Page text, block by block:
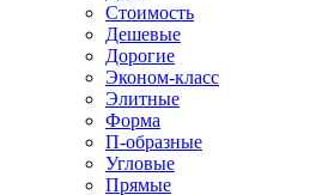
Стоимость
Дешевые
Дорогие
Эконом-класс
Элитные
Форма
П-образные
Угловые
Прямые